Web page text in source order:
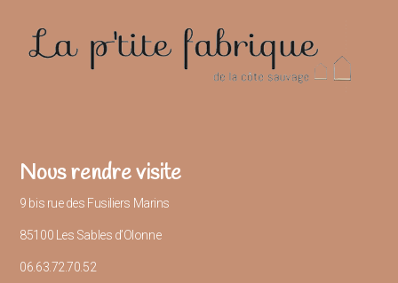
Nous rendre visite
9 bis rue des Fusiliers Marins
85100 Les Sables d’Olonne
06.63.72.70.52